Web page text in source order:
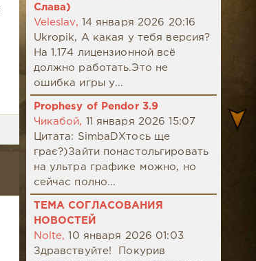
Слава)
Veleslav,
14 января 2026 20:16
Ukropik, А какая у тебя версия?
На 1.174 лицензионной всё
должно работать.Это не
ошибка игры у...
Prophesy of Pendor 3.9
Чикабой,
11 января 2026 15:07
Цитата: SimbaDХтось ще
грає?)Зайти понастольгировать
на ультра графике можно, но
сейчас полно...
ТЕМА СОГЛАСОВАНИЯ
НОВОСТЕЙ
Nolte,
10 января 2026 01:03
Здравствуйте! Покурив